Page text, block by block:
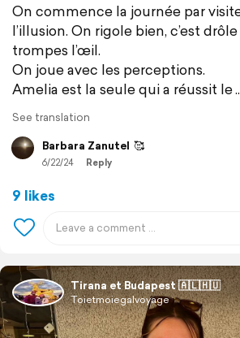
On commence la journée par
l’illusion. On rigole bien, c’est
trompes l’œil.
On joue avec les perceptions.
Amelia est la seule qui a réussit le
See translation
Barbara Zanutel 🥰
6/22/24 Reply
9 likes
Tirana et Budapest 🇦🇱🇭🇺
Toietmoiegalvoyage